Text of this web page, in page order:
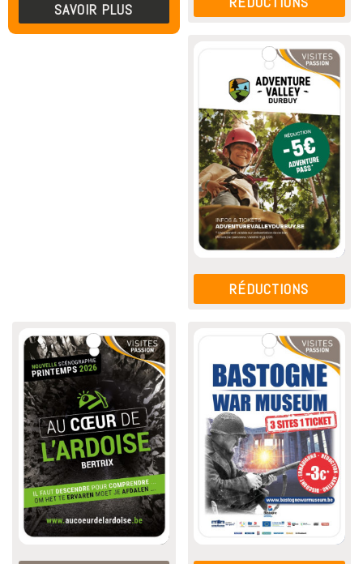
SAVOIR PLUS
RÉDUCTIONS